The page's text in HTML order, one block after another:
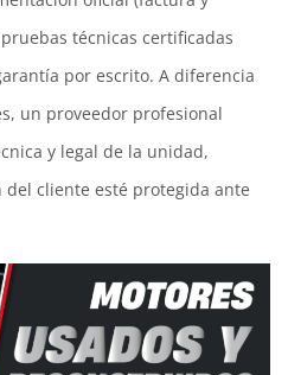
técnicas certificadas
por escrito. A diferencia
un proveedor profesional
y legal de la unidad,
cliente esté protegida ante